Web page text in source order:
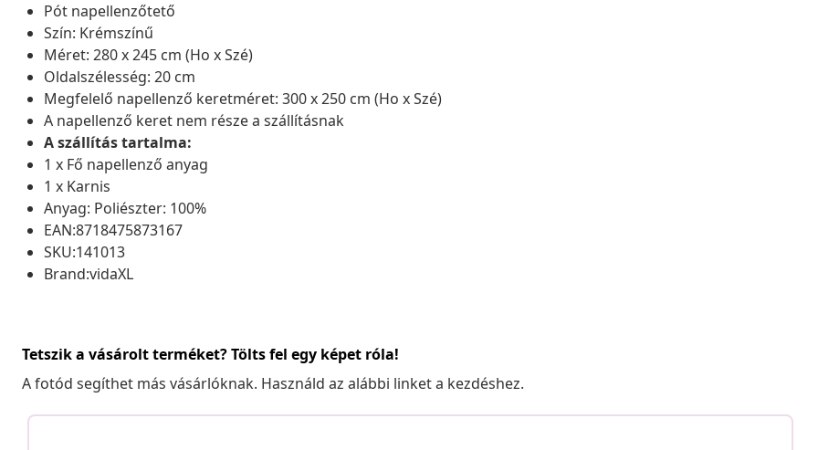
Pót napellenzőtető
Szín: Krémszínű
Méret: 280 x 245 cm (Ho x Szé)
Oldalszélesség: 20 cm
Megfelelő napellenző keretméret: 300 x 250 cm (Ho x Szé)
A napellenző keret nem része a szállításnak
A szállítás tartalma:
1 x Fő napellenző anyag
1 x Karnis
Anyag: Poliészter: 100%
EAN:8718475873167
SKU:141013
Brand:vidaXL
Tetszik a vásárolt terméket? Tölts fel egy képet róla!
A fotód segíthet más vásárlóknak. Használd az alábbi linket a kezdéshez.